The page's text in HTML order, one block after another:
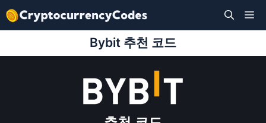
Skip
to
Bybit 추천 코드